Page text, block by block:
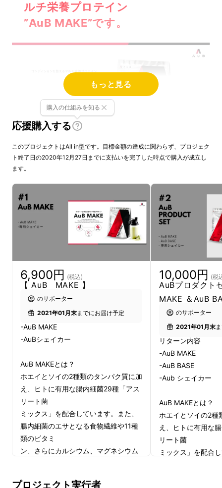
ルチ栄養プロテイン
”AuB MAKE”です。
普段からジムでトレーニングをする方や、外食
続きで栄養が偏るビジネスアスリート、身体づ
くりやダイエットにいそしむ女性など、日々の
栄養摂取に課題をお持ちの方々に届けたいプロ
ダクトが完成しました。
プロダクト開発ストー
なかなか体重が減らない、太れない、トレーニ
ングをしても筋肉が付かない。私たちの周りで
よく聞くフレーズですよね。アスリートも「体
重の増減」「筋肉の付きやすさ」など一般の方
と同じ課題で悩んでいます。
実はアスリートが抱えている課題と多くの方が
抱えている課題は共通なのです。アスリートの
課題解決は多くの方の課題解決にもつながりま
す。
AuBはアスリートだけを見ているわけではな
もっと見る
応援購入する
購入の仕組みを知る
このプロジェクトはAll in型です。目標金額の達成に関わらず、プロジェク
ト終了日の2020年12月27日までに支払いを完了した時点で購入が成立し
ます。
6,900円 (税込)
【 AuB MAKE 】
のサポーター
2021年01月末までにお届け予定
-AuB MAKE
-AuBシェイカー
AuB MAKEとは？
ホエイとソイの2種類のタンパク質に加
え、ヒトに有用な腸内細菌29種「アス
リート菌
ミックス」を配合しています。また、
腸内細菌のエサとなる食物繊維や11種
類のビタミ
ン、さらにカルシウム、マグネシウム
10,000円 (税
AuBプロダク
MAKE ＆AuB
のサポーター
2021年01月末
リターン内容
-AuB MAKE
-AuB BASE
-Aub シェイカー
AuB MAKEとは？
ホエイとソイの2種
え、ヒトに有用な
リート菌
ミックス」を配合
プロジェクト実行者